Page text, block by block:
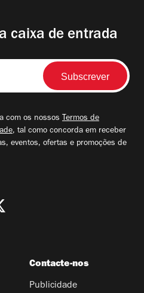
caixa de entrada
com os nossos Termos de
, tal como concorda em receber
eventos, ofertas e promoções de
Contacte-nos
Publicidade